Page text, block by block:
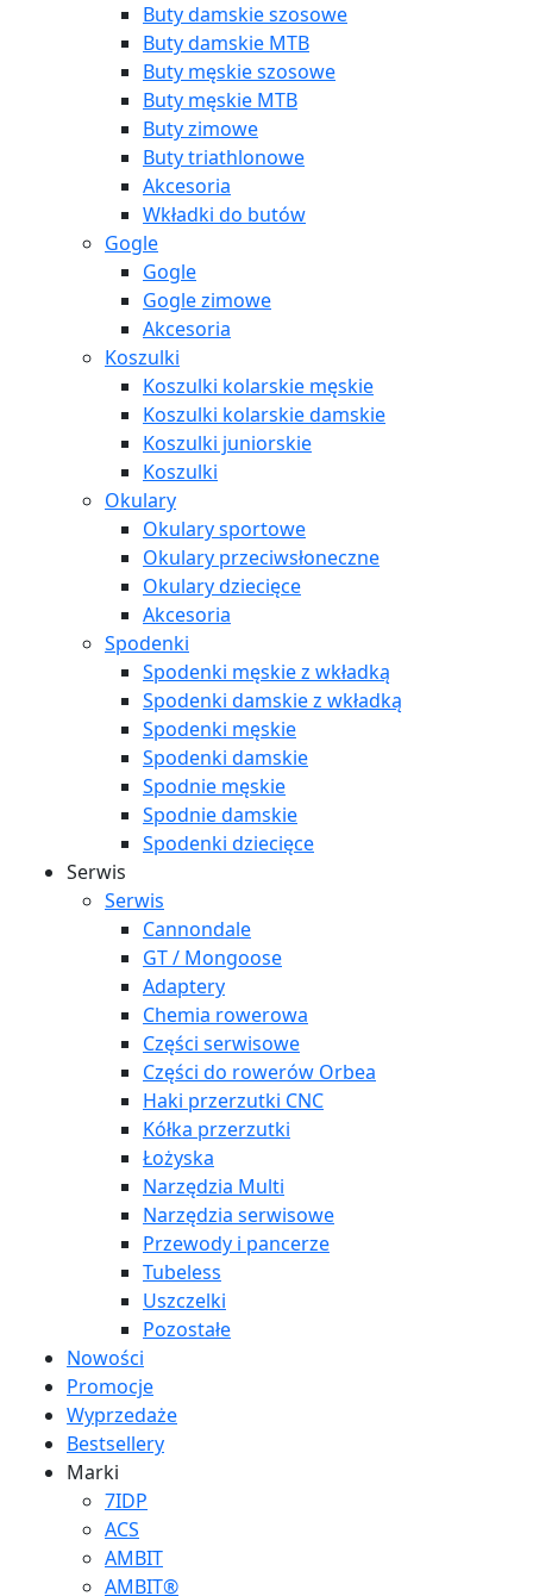
Buty damskie szosowe
Buty damskie MTB
Buty męskie szosowe
Buty męskie MTB
Buty zimowe
Buty triathlonowe
Akcesoria
Wkładki do butów
Gogle
Gogle
Gogle zimowe
Akcesoria
Koszulki
Koszulki kolarskie męskie
Koszulki kolarskie damskie
Koszulki juniorskie
Koszulki
Okulary
Okulary sportowe
Okulary przeciwsłoneczne
Okulary dziecięce
Akcesoria
Spodenki
Spodenki męskie z wkładką
Spodenki damskie z wkładką
Spodenki męskie
Spodenki damskie
Spodnie męskie
Spodnie damskie
Spodenki dziecięce
Serwis
Serwis
Cannondale
GT / Mongoose
Adaptery
Chemia rowerowa
Części serwisowe
Części do rowerów Orbea
Haki przerzutki CNC
Kółka przerzutki
Łożyska
Narzędzia Multi
Narzędzia serwisowe
Przewody i pancerze
Tubeless
Uszczelki
Pozostałe
Nowości
Promocje
Wyprzedaże
Bestsellery
Marki
7IDP
ACS
AMBIT
AMBIT®